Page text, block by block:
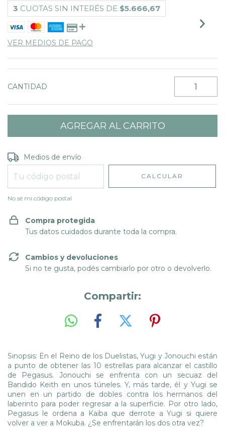
3 CUOTAS SIN INTERÉS DE $5.666,67
VER MEDIOS DE PAGO
CANTIDAD
Entregas para el CP:
Medios de envío
CALCULAR
No sé mi código postal
Compra protegida
Tus datos cuidados durante toda la compra.
Cambios y devoluciones
Si no te gusta, podés cambiarlo por otro o devolverlo.
Compartir:
Sinopsis: En el Reino de los Duelistas, Yugi y Jonouchi están
a punto de obtener las 10 estrellas para alcanzar el castillo
de Pegasus. Jonouchi se enfrenta con un secuaz del
Bandido Keith en unos túneles. Y, más tarde, él y Yugi se
unen en un partido de dobles contra los hermanos del
laberinto para poder regresar a la superficie. Por otro lado,
Pegasus le ordena a Kaiba que derrote a Yugi si quiere
volver a ver a Mokuba. ¿Se enfrentarán los dos otra vez?